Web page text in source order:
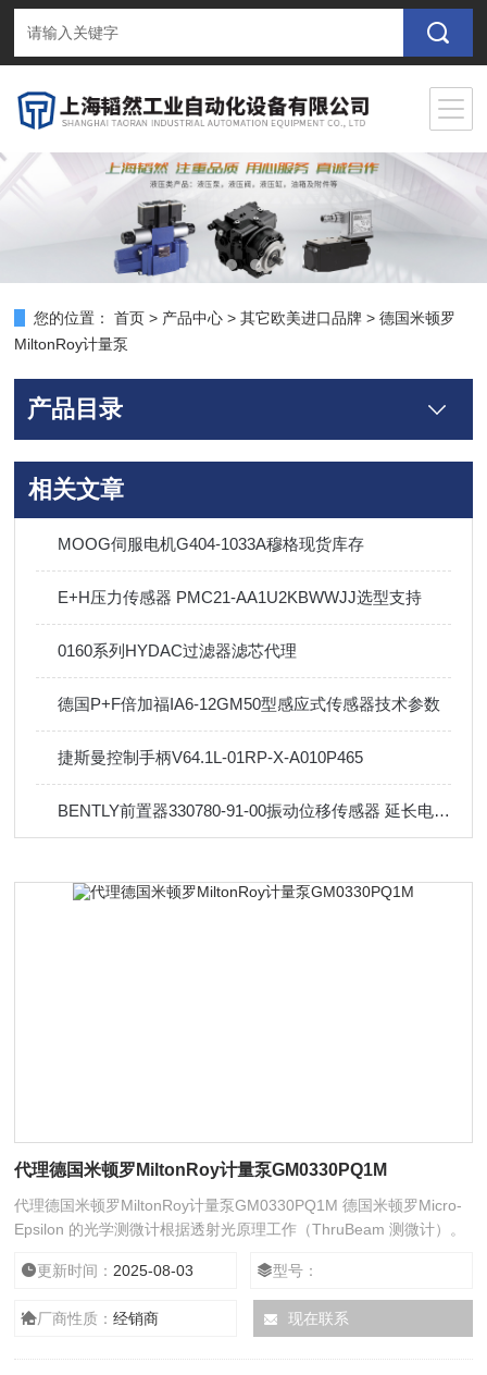
您的位置： 首页 > 产品中心 >其它欧美进口品牌 >德国米顿罗
MiltonRoy计量泵
产品目录
相关文章
MOOG伺服电机G404-1033A穆格现货库存
E+H压力传感器 PMC21-AA1U2KBWWJJ选型支持
0160系列HYDAC过滤器滤芯代理
德国P+F倍加福IA6-12GM50型感应式传感器技术参数
捷斯曼控制手柄V64.1L-01RP-X-A010P465
BENTLY前置器330780-91-00振动位移传感器 延长电缆配套
代理德国米顿罗MiltonRoy计量泵GM0330PQ1M
代理德国米顿罗MiltonRoy计量泵GM0330PQ1M 德国米顿罗Micro-
Epsilon 的光学测微计根据透射光原理工作（ThruBeam 测微计）。
元。如果光路中有物体，光束就会被中断。由此产生的阴影由接收光
学器件检测并作为测量值输出。大多数光学测微计用于生产、计量泵
是流体输送机械的一种,其突出特点是可以保持与排出压力无关的
更新时间： 2025-08-03 型号：
厂商性质：经销商 现在联系